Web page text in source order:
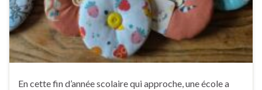
En cette fin d’année scolaire qui approche, une école a